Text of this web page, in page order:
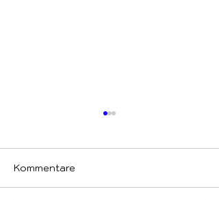
Kommentare